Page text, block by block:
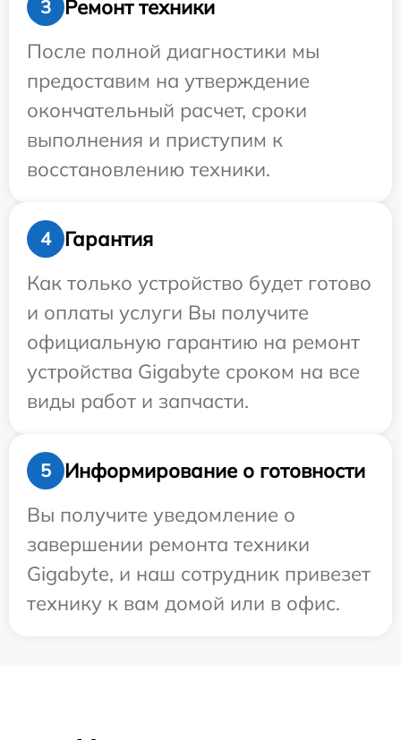
3
Ремонт техники
После полной диагностики мы
предоставим на утверждение
окончательный расчет, сроки
выполнения и приступим к
восстановлению техники.
4
Гарантия
Как только устройство будет готово
и оплаты услуги Вы получите
официальную гарантию на ремонт
устройства Gigabyte сроком на все
виды работ и запчасти.
5
Информирование о готовности
Вы получите уведомление о
завершении ремонта техники
Gigabyte, и наш сотрудник привезет
технику к вам домой или в офис.